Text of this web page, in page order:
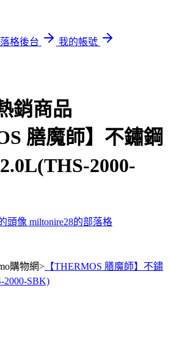
格後台
我的帳號
銷商品
膳魔師】不鏽鋼
2000-
miltonire28的部落格
購物網> 【THERMOS 膳魔師】不鏽
2000-SBK)